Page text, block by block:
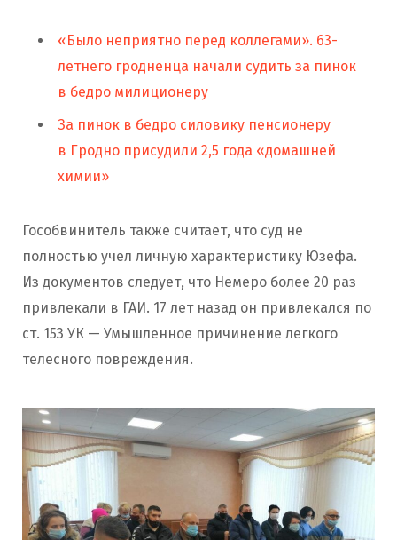
«Было неприятно перед коллегами». 63-
летнего гродненца начали судить за пинок
в бедро милиционеру
За пинок в бедро силовику пенсионеру
в Гродно присудили 2,5 года «домашней
химии»
Гособвинитель также считает, что суд не
полностью учел личную характеристику Юзефа.
Из документов следует, что Немеро более 20 раз
привлекали в ГАИ. 17 лет назад он привлекался по
ст. 153 УК — Умышленное причинение легкого
телесного повреждения.